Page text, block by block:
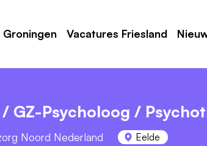
Vacatures Friesland
GZ-Psycholoog /
Noord Nederland Eelde